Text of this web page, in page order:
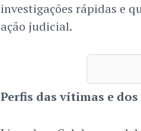
investigações rápidas e
ação judicial.
Perfis das vítimas e